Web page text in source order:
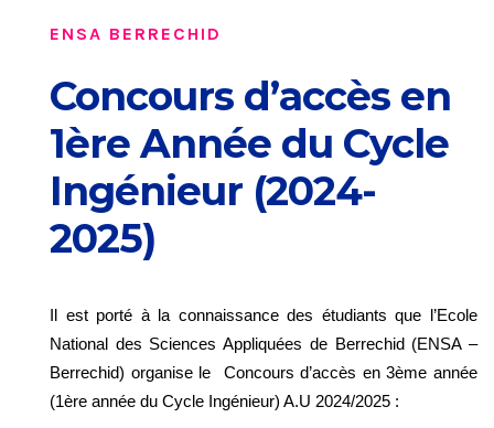
ENSA BERRECHID
Concours d’accès en
1ère Année du Cycle
Ingénieur (2024-
2025)
Il est porté à la connaissance des étudiants que l’Ecole
National des Sciences Appliquées de Berrechid (ENSA –
Berrechid) organise le Concours d’accès en 3ème année
(1ère année du Cycle Ingénieur) A.U 2024/2025 :